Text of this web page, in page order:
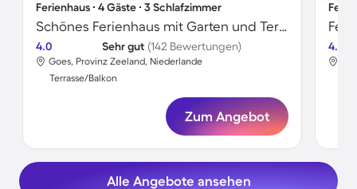
Ferienhaus ∙ 4 Gäste ∙ 3 Schlafzimmer
Schönes Ferienhaus mit Garten und Terrasse
4.0 Sehr gut (142 Bewertungen)
Goes, Provinz Zeeland, Niederlande
Terrasse/Balkon
Zum Angebot
4.2
Alle Angebote ansehen